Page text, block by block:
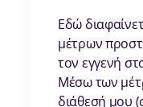
Εδώ
μέτρων
τον εγγενή
Μέσω των
διάθεσή μου